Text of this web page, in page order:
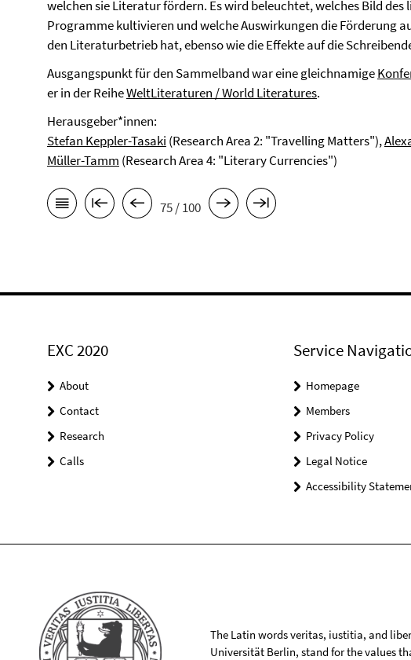
welchen sie Literatur fördern. Es wird beleuchtet, welches Bild des
Programme kultivieren und welche Auswirkungen die Förderung
den Literaturbetrieb hat, ebenso wie die Effekte auf die
Ausgangspunkt für den Sammelband war eine gleichnamige
er in der ReiheWeltLiteraturen / World Literatures.
Herausgeber*innen:
Stefan Keppler-Tasaki (Research Area 2: "Travelling Matters"),
Müller-Tamm (Research Area 4: "Literary Currencies")
75 / 100
EXC 2020
About
Contact
Research
Calls
Service
Homepage
Members
Privacy Policy
Legal Notice
Accessibility
The Latin words veritas, iustitia, and
Universität Berlin, stand for the values